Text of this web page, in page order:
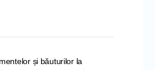
și băuturilor la